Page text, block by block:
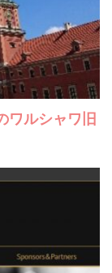
ワルシャワ旧